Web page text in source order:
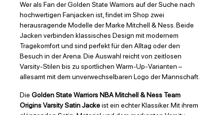
Wer als Fan der Golden State Warriors auf der Suche nach
hochwertigen Fanjacken ist, findet im Shop zwei
herausragende Modelle der Marke Mitchell & Ness. Beide
Jacken verbinden klassisches Design mit modernem
Tragekomfort und sind perfekt für den Alltag oder den
Besuch in der Arena. Die Auswahl reicht von zeitlosen
Varsity-Stilen bis zu sportlichen Warm-Up-Varianten –
allesamt mit dem unverwechselbaren Logo der Mannschaft.
Die Golden State Warriors NBA Mitchell & Ness Team
Origins Varsity Satin Jackeist ein echter Klassiker. Mit ihrem